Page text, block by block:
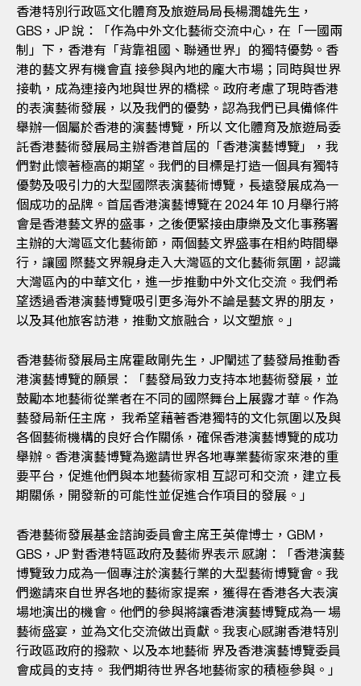
香港特別行政區文化體育及旅遊局局長楊潤雄先生，
GBS，JP 說：「作為中外文化藝術交流中心，在「一國兩
制」下，香港有「背靠祖國、聯通世界」的獨特優勢。香
港的藝文界有機會直 接參與內地的龐大市場；同時與世界
接軌，成為連接內地與世界的橋樑。政府考慮了現時香港
的表演藝術發展，以及我們的優勢，認為我們已具備條件
舉辦一個屬於香港的演藝博覽，所以 文化體育及旅遊局委
託香港藝術發展局主辦香港首屆的「香港演藝博覽」，我
們對此懷著極高的期望。我們的目標是打造一個具有獨特
優勢及吸引力的大型國際表演藝術博覽，長遠發展成為一
個成功的品牌。首屆香港演藝博覽在 2024 年 10 月舉行將
會是香港藝文界的盛事，之後便緊接由康樂及文化事務署
主辦的大灣區文化藝術節，兩個藝文界盛事在相約時間舉
行，讓國 際藝文界親身走入大灣區的文化藝術氛圍，認識
大灣區內的中華文化，進一步推動中外文化交流。我們希
望透過香港演藝博覽吸引更多海外不論是藝文界的朋友，
以及其他旅客訪港，推動文旅融合，以文塑旅。」
香港藝術發展局主席霍啟剛先生，JP闡述了藝發局推動香
港演藝博覽的願景：「藝發局致力支持本地藝術發展，並
鼓勵本地藝術從業者在不同的國際舞台上展露才華。作為
藝發局新任主席， 我希望藉著香港獨特的文化氛圍以及與
各個藝術機構的良好合作關係，確保香港演藝博覽的成功
舉辦。香港演藝博覽為邀請世界各地專業藝術家來港的重
要平台，促進他們與本地藝術家相 互認可和交流，建立長
期關係，開發新的可能性並促進合作項目的發展。」
香港藝術發展基金諮詢委員會主席王英偉博士，GBM，
GBS，JP 對香港特區政府及藝術界表示 感謝：「香港演藝
博覽致力成為一個專注於演藝行業的大型藝術博覽會。我
們邀請來自世界各地的藝術家提案，獲得在香港各大表演
場地演出的機會。他們的參與將讓香港演藝博覽成為一 場
藝術盛宴，並為文化交流做出貢獻。我衷心感謝香港特別
行政區政府的撥款、以及本地藝術 界及香港演藝博覽委員
會成員的支持。 我們期待世界各地藝術家的積極參與。」